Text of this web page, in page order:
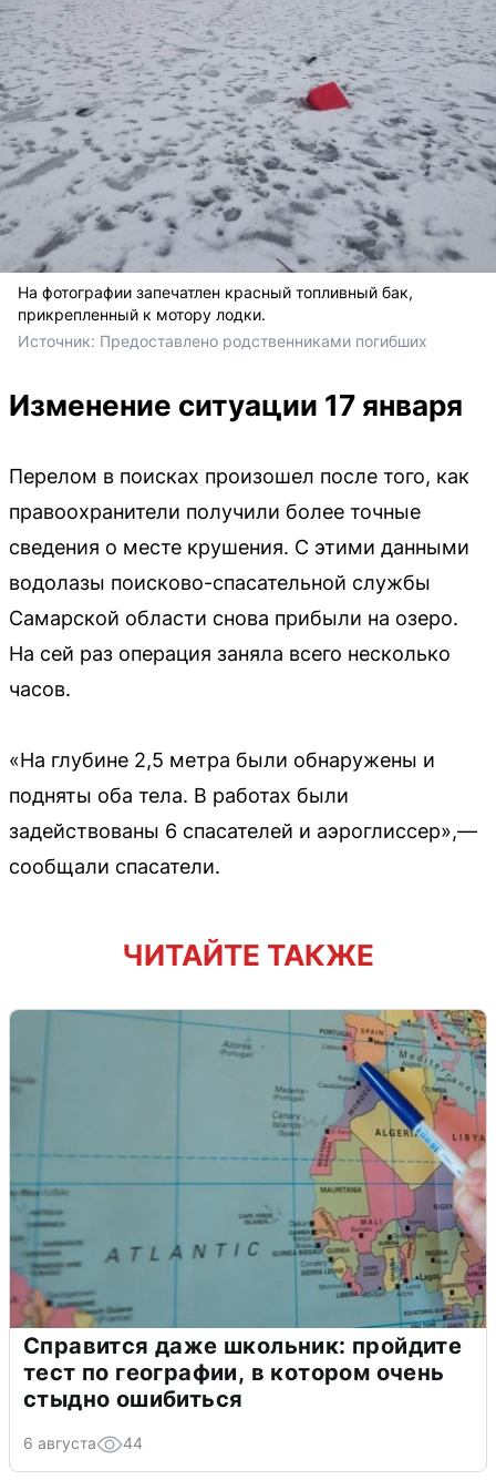
На фотографии запечатлен красный топливный бак,
прикрепленный к мотору лодки.
Источник: Предоставлено родственниками погибших
Изменение ситуации 17 января
Перелом в поисках произошел после того, как
правоохранители получили более точные
сведения о месте крушения. С этими данными
водолазы поисково-спасательной службы
Самарской области снова прибыли на озеро.
На сей раз операция заняла всего несколько
часов.
«На глубине 2,5 метра были обнаружены и
подняты оба тела. В работах были
задействованы 6 спасателей и аэроглиссер»,—
сообщали спасатели.
ЧИТАЙТЕ ТАКЖЕ
Справится даже школьник: пройдите
тест по географии, в котором очень
стыдно ошибиться
6 августа 44